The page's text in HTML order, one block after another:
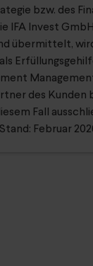
bzw. des
IFA Invest
übermittelt,
des Kunden
Fall
Februar